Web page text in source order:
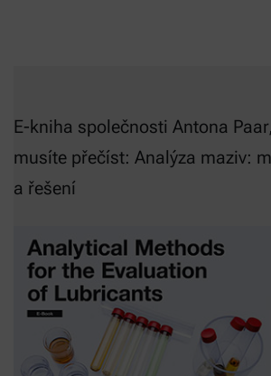
E-kniha společnosti Antona
musíte přečíst: Analýza maziv:
a řešení